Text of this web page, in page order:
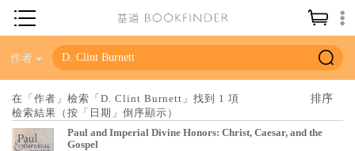
神學／教義
聖經
信仰入門
作者
在「作者」檢索「D. Clint Burnett」找到 1 項
檢索結果（按「日期」倒序顯示）
Paul and Imperial Divine Honors: Christ, Caesar, and the
Gospel